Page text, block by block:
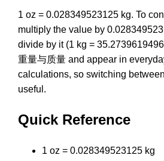
1 oz = 0.028349523125 kg. To
multiply the value by
divide by it (1 kg =
重量与质量 and appear in
calculations, so switching
useful.
Quick Reference
1 oz = 0.028349523125 kg